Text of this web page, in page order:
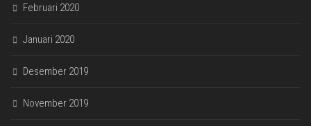
Februari 2020
Januari 2020
Desember 2019
November 2019